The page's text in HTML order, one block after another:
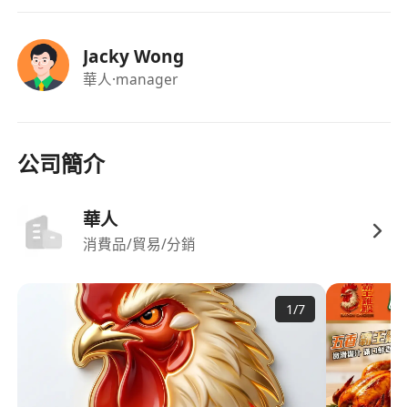
Jacky Wong
華人·manager
公司簡介
華人
消費品/貿易/分銷
1/7